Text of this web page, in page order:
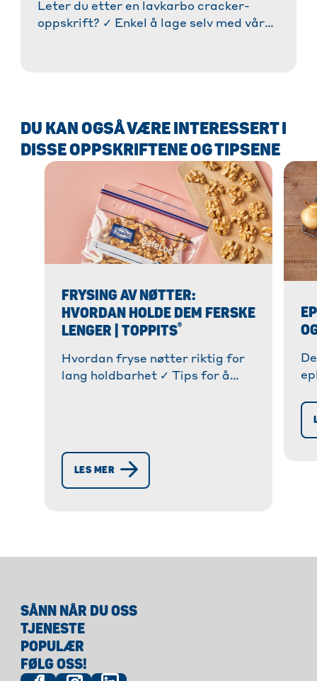
Leter du etter en lavkarbo cracker-
oppskrift? ✓ Enkel å lage selv med våre
DU KAN OGSÅ VÆRE INTERESSERT I
DISSE OPPSKRIFTENE OG TIPSENE
FRYSING AV NØTTER:
HVORDAN HOLDE DEM FERSKE
LENGER | TOPPITS®
Hvordan fryse nøtter riktig for
lang holdbarhet ✓ Tips for å
LES MER
SÅNN NÅR DU OSS
TJENESTE
POPULÆR
FØLG OSS!